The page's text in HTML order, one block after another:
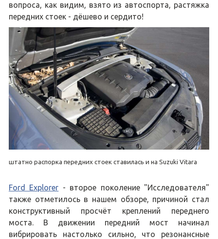
вопроса, как видим, взято из автоспорта, растяжка
передних стоек - дёшево и сердито!
штатно распорка передних стоек ставилась и на Suzuki Vitara
Ford Explorer - второе поколение "Исследователя"
также отметилось в нашем обзоре, причиной стал
конструктивный просчёт креплений переднего
моста. В движении передний мост начинал
вибрировать настолько сильно, что резонансные